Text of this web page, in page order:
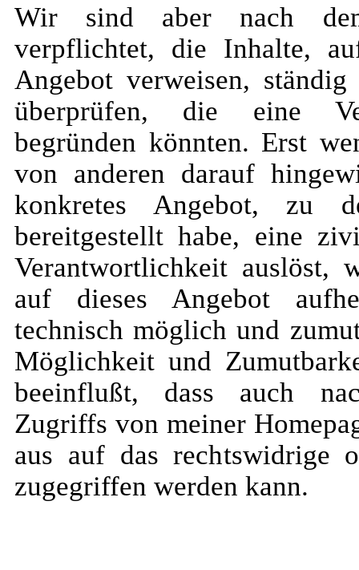
Wir sind aber nach
verpflichtet, die Inhalte,
Angebot verweisen,
überprüfen, die eine
begründen könnten. Erst
von anderen darauf
konkretes Angebot, zu
bereitgestellt habe, eine
Verantwortlichkeit auslöst,
auf dieses Angebot
technisch möglich und
Möglichkeit und
beeinflußt, dass auch
Zugriffs von meiner
aus auf das rechtswidrige
zugegriffen werden kann.